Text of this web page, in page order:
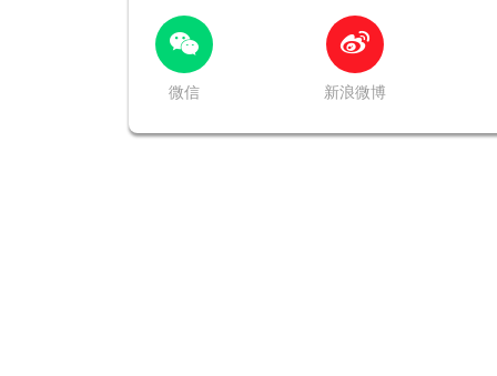
微信 新浪微博